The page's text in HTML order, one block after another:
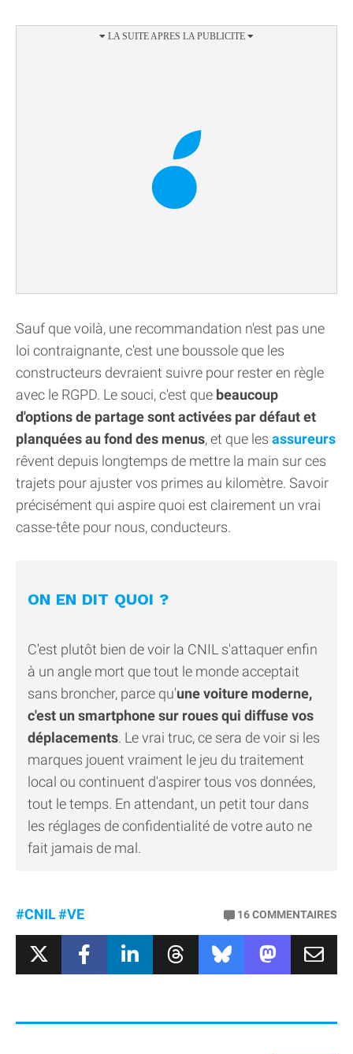
Sauf que voilà, une recommandation n'est pas une
loi contraignante, c'est une boussole que les
constructeurs devraient suivre pour rester en règle
avec le RGPD. Le souci, c'est que beaucoup
d'options de partage sont activées par défaut et
planquées au fond des menus, et que les assureurs
rêvent depuis longtemps de mettre la main sur ces
trajets pour ajuster vos primes au kilomètre. Savoir
précisément qui aspire quoi est clairement un vrai
casse-tête pour nous, conducteurs.
ON EN DIT QUOI ?
C'est plutôt bien de voir la CNIL s'attaquer enfin
à un angle mort que tout le monde acceptait
sans broncher, parce qu'une voiture moderne,
c'est un smartphone sur roues qui diffuse vos
déplacements. Le vrai truc, ce sera de voir si les
marques jouent vraiment le jeu du traitement
local ou continuent d'aspirer tous vos données,
tout le temps. En attendant, un petit tour dans
les réglages de confidentialité de votre auto ne
fait jamais de mal.
#CNIL#VE 16COMMENTAIRES